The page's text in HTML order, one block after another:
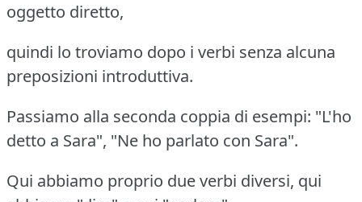
oggetto diretto,
quindi lo troviamo dopo i verbi senza alcuna
preposizioni introduttiva.
Passiamo alla seconda coppia di esempi: "L'ho
detto a Sara", "Ne ho parlato con Sara".
Qui abbiamo proprio due verbi diversi, qui